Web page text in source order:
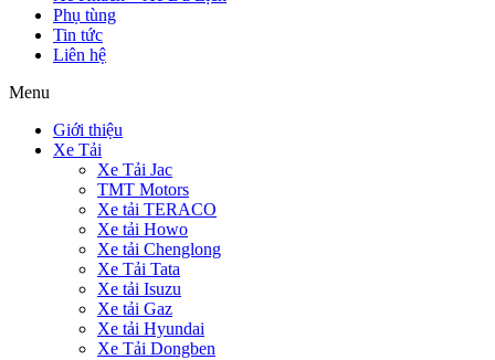
Phụ tùng
Tin tức
Liên hệ
Menu
Giới thiệu
Xe Tải
Xe Tải Jac
TMT Motors
Xe tải TERACO
Xe tải Howo
Xe tải Chenglong
Xe Tải Tata
Xe tải Isuzu
Xe tải Gaz
Xe tải Hyundai
Xe Tải Dongben